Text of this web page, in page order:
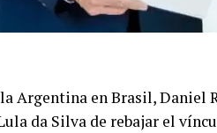
Argentina en Brasil, Daniel
da Silva de rebajar el